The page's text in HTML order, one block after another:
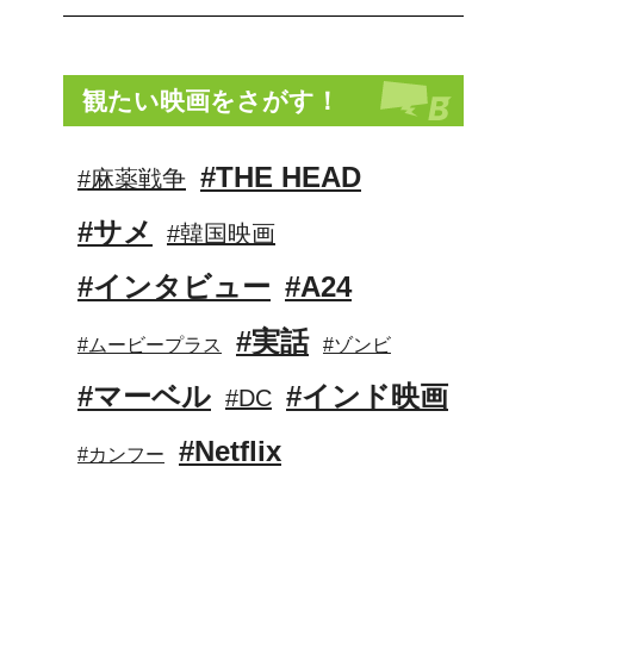
観たい映画をさがす！
#麻薬戦争 #THE HEAD
#サメ
#韓国映画
#インタビュー #A24
#ムービープラス #実話 #ゾンビ
#マーベル #DC #インド映画
#カンフー #Netflix